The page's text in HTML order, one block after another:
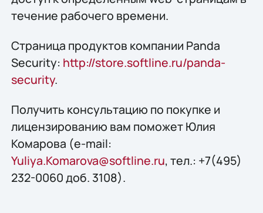
течение рабочего времени.
Страница продуктов компании Panda
Security: http://store.softline.ru/panda-
security.
Получить консультацию по покупке и
лицензированию вам поможет Юлия
Комарова (e-mail:
Yuliya.Komarova@softline.ru, тел.: +7(495)
232-0060 доб. 3108).